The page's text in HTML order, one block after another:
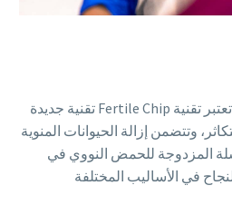
تُعرف أيضاً بـ Chip Fertile، تعتبر تقنية Fertile Chip تقنية جديدة
وتتضمن إزالة الحيوانات المنوية
المزدوجة للحمض النووي في
في الأساليب المختلفة